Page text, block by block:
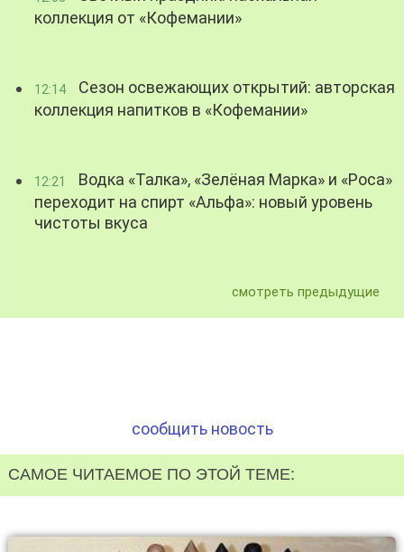
коллекция от «Кофемании»
12:14
Сезон освежающих открытий: авторская
коллекция напитков в «Кофемании»
12:21
Водка «Талка», «Зелёная Марка» и «Роса»
переходит на спирт «Альфа»: новый уровень
чистоты вкуса
смотреть предыдущие
сообщить новость
САМОЕ ЧИТАЕМОЕ ПО ЭТОЙ ТЕМЕ: